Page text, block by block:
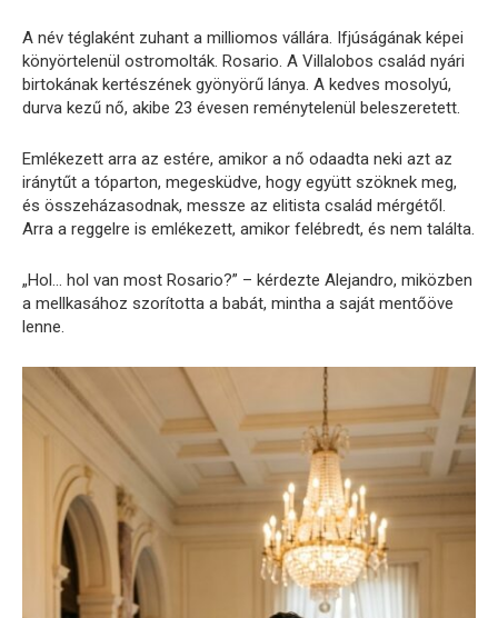
A név téglaként zuhant a milliomos vállára. Ifjúságának képei
könyörtelenül ostromolták. Rosario. A Villalobos család nyári
birtokának kertészének gyönyörű lánya. A kedves mosolyú,
durva kezű nő, akibe 23 évesen reménytelenül beleszeretett.
Emlékezett arra az estére, amikor a nő odaadta neki azt az
iránytűt a tóparton, megesküdve, hogy együtt szöknek meg,
és összeházasodnak, messze az elitista család mérgétől.
Arra a reggelre is emlékezett, amikor felébredt, és nem találta.
„Hol… hol van most Rosario?” – kérdezte Alejandro, miközben
a mellkasához szorította a babát, mintha a saját mentőöve
lenne.